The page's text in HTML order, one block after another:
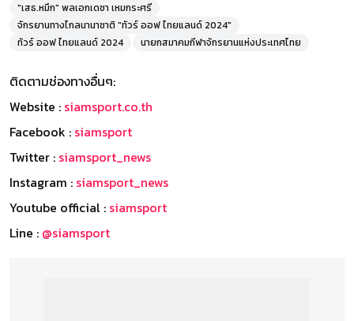
"เสธ.หมึก" พลเอกเดชา เหมกระศรี
จักรยานทางไกลนานาชาติ "ทัวร์ ออฟ ไทยแลนด์ 2024"
ทัวร์ ออฟ ไทยแลนด์ 2024
นายกสมาคมกีฬาจักรยานแห่งประเทศไทย
ติดตามช่องทางอื่นๆ:
Website : siamsport.co.th
Facebook : siamsport
Twitter : siamsport_news
Instagram : siamsport_news
Youtube official : siamsport
Line : @siamsport